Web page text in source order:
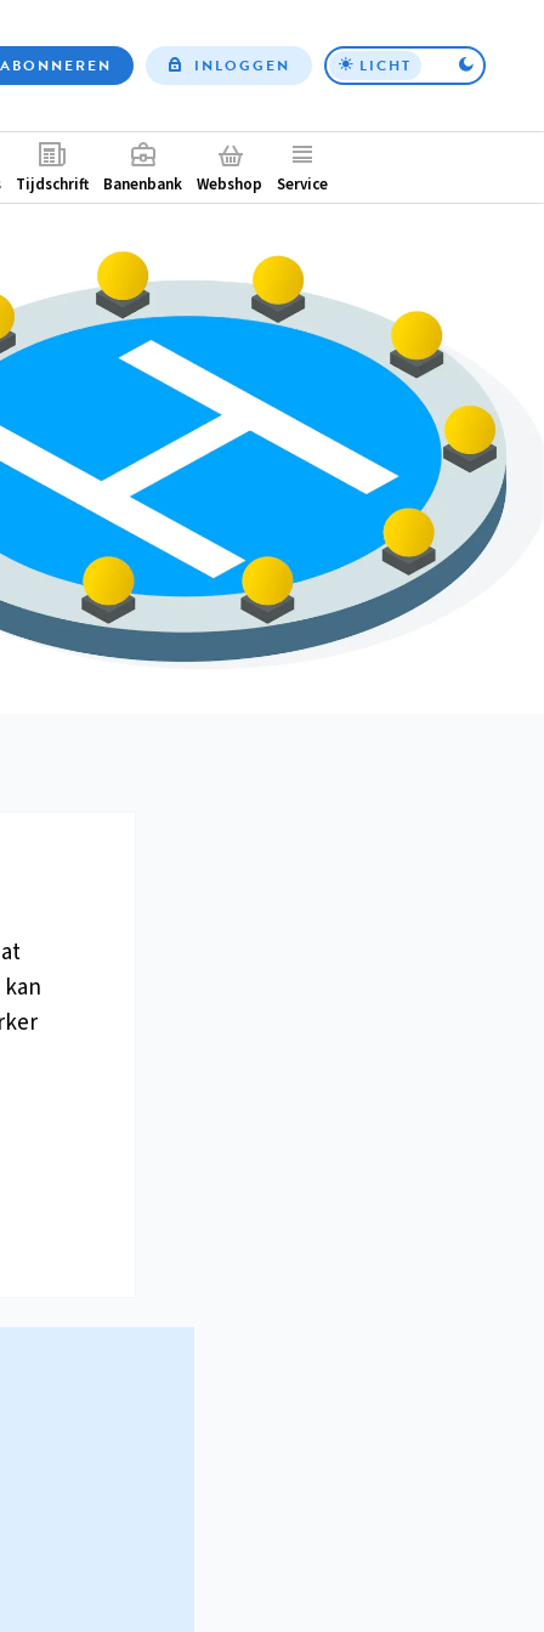
Top
ABONNEREN INLOGGEN LICHT
Tijdschrift Banenbank Webshop Service